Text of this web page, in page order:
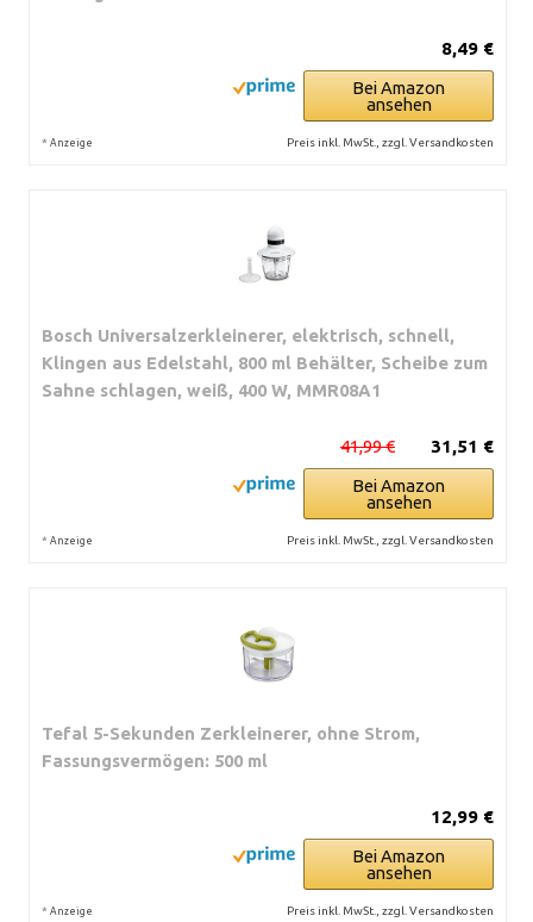
8,49 €
Bei Amazon
ansehen
* Anzeige Preis inkl. MwSt., zzgl. Versandkosten
Bosch Universalzerkleinerer, elektrisch, schnell,
Klingen aus Edelstahl, 800 ml Behälter, Scheibe zum
Sahne schlagen, weiß, 400 W, MMR08A1
31,51 €
41,99 €
Bei Amazon
ansehen
* Anzeige Preis inkl. MwSt., zzgl. Versandkosten
Tefal 5-Sekunden Zerkleinerer, ohne Strom,
Fassungsvermögen: 500 ml
12,99 €
Bei Amazon
ansehen
* Anzeige Preis inkl. MwSt., zzgl. Versandkosten